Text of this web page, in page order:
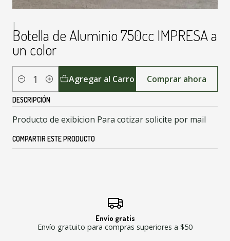
|
Botella de Aluminio 750cc IMPRESA a
un color
Cantidad Agregar al Carro Comprar ahora
DESCRIPCIÓN
Producto de exibicion Para cotizar solicite por mail
COMPARTIR ESTE PRODUCTO
Envío gratis
Envío gratuito para compras superiores a $50